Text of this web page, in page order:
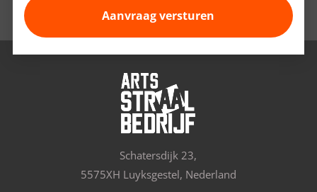
Schatersdijk 23,
5575XH Luyksgestel, Nederland